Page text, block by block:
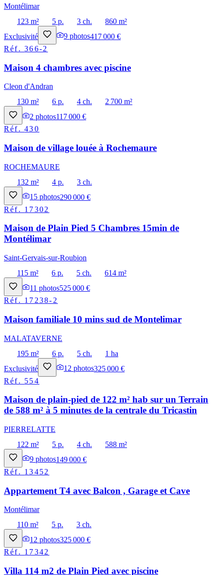
Montélimar
123 m²
5 p. 3 ch.
860 m²
Exclusivité
9 photos417 000 €
Réf.366-2
Maison 4 chambres avec piscine
Cleon d'Andran
130 m²
6 p. 4 ch.
2 700 m²
2 photos117 000 €
Réf.430
Maison de village louée à Rochemaure
ROCHEMAURE
132 m²
4 p.
3 ch.
15 photos290 000 €
Réf. 17302
Maison de Plain Pied 5 Chambres 15min de
Montélimar
Saint-Gervais-sur-Roubion
115 m²
6 p. 5 ch.
614 m²
11 photos525 000 €
Réf. 17238-2
Maison familiale 10 mins sud de Montelimar
MALATAVERNE
195 m²
6 p. 5 ch.
1 ha
Exclusivité
12 photos325 000 €
Réf. 554
Maison de plain-pied de 122 m² hab sur un Terrain
de 588 m² à 5 minutes de la centrale du Tricastin
PIERRELATTE
122 m²
5 p. 4 ch.
588 m²
9 photos149 000 €
Réf. 13452
Appartement T4 avec Balcon , Garage et Cave
Montélimar
110 m²
5 p.
3 ch.
12 photos325 000 €
Réf. 17342
Villa 114 m2 de Plain Pied avec piscine